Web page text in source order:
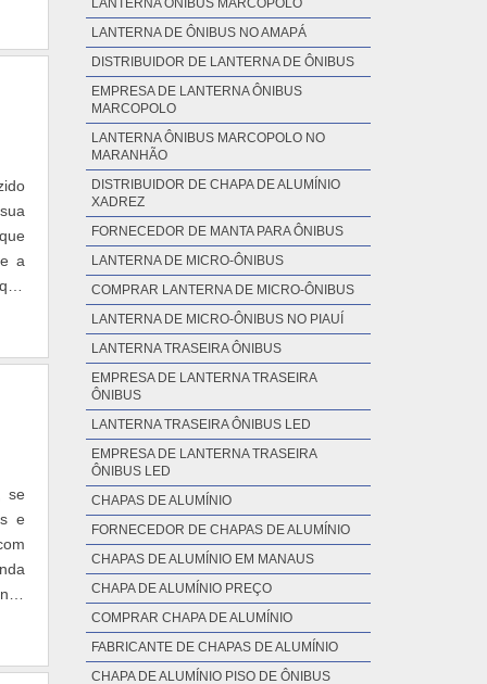
a
é
se
e
o
DISTRIBUIDOR DE CHAPA DE ACM
LANTERNA ÔNIBUS MARCOPOLO
LANTERNA DE ÔNIBUS NO AMAPÁ
DISTRIBUIDOR DE LANTERNA DE ÔNIBUS
EMPRESA DE LANTERNA ÔNIBUS
MARCOPOLO
LANTERNA ÔNIBUS MARCOPOLO NO
MARANHÃO
DISTRIBUIDOR DE CHAPA DE ALUMÍNIO
XADREZ
FORNECEDOR DE MANTA PARA ÔNIBUS
LANTERNA DE MICRO-ÔNIBUS
COMPRAR LANTERNA DE MICRO-ÔNIBUS
LANTERNA DE MICRO-ÔNIBUS NO PIAUÍ
LANTERNA TRASEIRA ÔNIBUS
EMPRESA DE LANTERNA TRASEIRA
ÔNIBUS
LANTERNA TRASEIRA ÔNIBUS LED
EMPRESA DE LANTERNA TRASEIRA
ÔNIBUS LED
CHAPAS DE ALUMÍNIO
FORNECEDOR DE CHAPAS DE ALUMÍNIO
CHAPAS DE ALUMÍNIO EM MANAUS
CHAPA DE ALUMÍNIO PREÇO
COMPRAR CHAPA DE ALUMÍNIO